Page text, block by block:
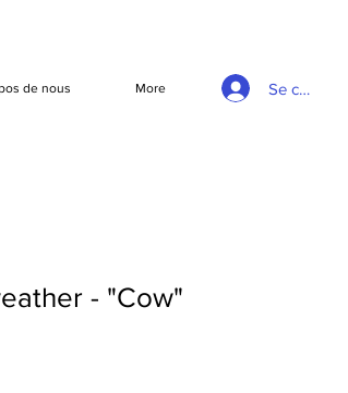
de nous More Se
- "Cow"